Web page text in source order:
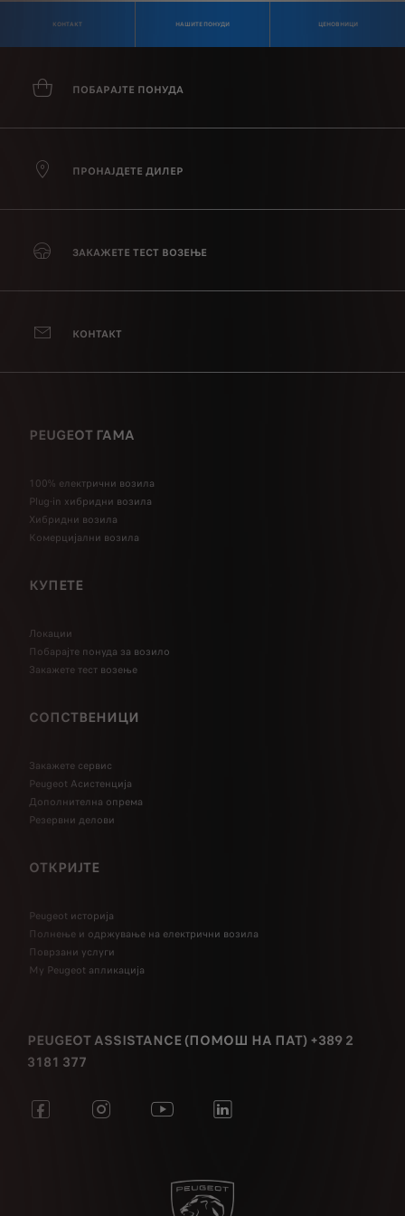
КОНТАКТ НАШИТЕ ПОНУДИ ЦЕНОВНИЦИ
ПОБАРАЈТЕ ПОНУДА
ПРОНАЈДЕТЕ ДИЛЕР
ЗАКАЖЕТЕ ТЕСТ ВОЗЕЊЕ
КОНТАКТ
PEUGEOT ГАМА
100% електрични возила
Plug-in хибридни возила
Хибридни возила
Комерцијални возила
КУПЕТЕ
Локации
Побарајте понуда за возило
Закажете тест возење
СОПСТВЕНИЦИ
Закажете сервис
Peugeot Асистенција
Дополнителна опрема
Резервни делови
ОТКРИЈТЕ
Peugeot историја
Полнење и одржување на електрични возила
Поврзани услуги
My Peugeot апликација
PEUGEOT ASSISTANCE (ПОМОШ НА ПАТ) +389 2
3181 377